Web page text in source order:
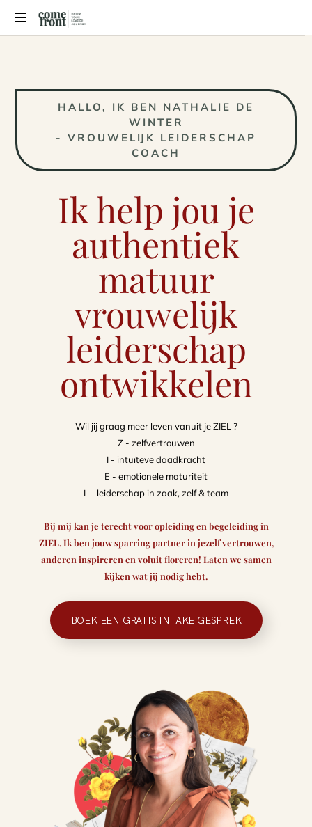
HALLO, IK BEN NATHALIE DE
WINTER
- VROUWELIJK LEIDERSCHAP
COACH
Ik help jou je
authentiek
matuur
vrouwelijk
leiderschap
ontwikkelen
Wil jij graag meer leven vanuit je ZIEL ?
Z - zelfvertrouwen
I - intuïteve daadkracht
E - emotionele maturiteit
L - leiderschap in zaak, zelf & team
Bij mij kan je terecht voor opleiding en begeleiding in
ZIEL. Ik ben jouw sparring partner in jezelf vertrouwen,
anderen inspireren en voluit floreren! Laten we samen
kijken wat jij nodig hebt.
BOEK EEN GRATIS INTAKE GESPREK